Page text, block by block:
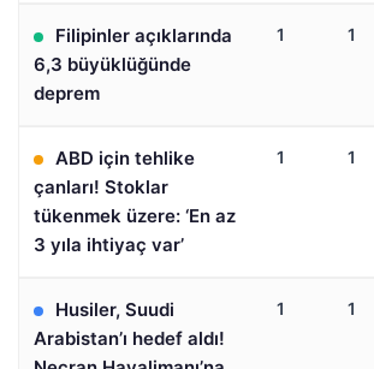
Filipinler açıklarında
6,3 büyüklüğünde
deprem
1 1
ABD için tehlike
çanları! Stoklar
tükenmek üzere: ‘En az
3 yıla ihtiyaç var’
1 1
Husiler, Suudi
Arabistan’ı hedef aldı!
1 1